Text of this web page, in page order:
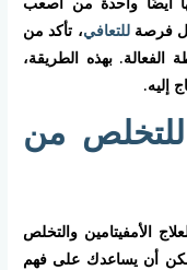
فرصةللتعافي، تأكد من
بهذه الطريقة،
إليه.
من
الأمفيتامين والتخلص
أن يساعدك على فهم